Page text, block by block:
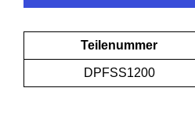
Teilenummer
DPFSS1200